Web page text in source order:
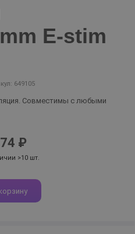
E-stim
649105
Совместимы с любыми
₽
>10 шт.